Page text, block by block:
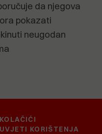
da njegova
pokazati
neugodan
KOLAČIĆI
UVJETI KORIŠTENJA